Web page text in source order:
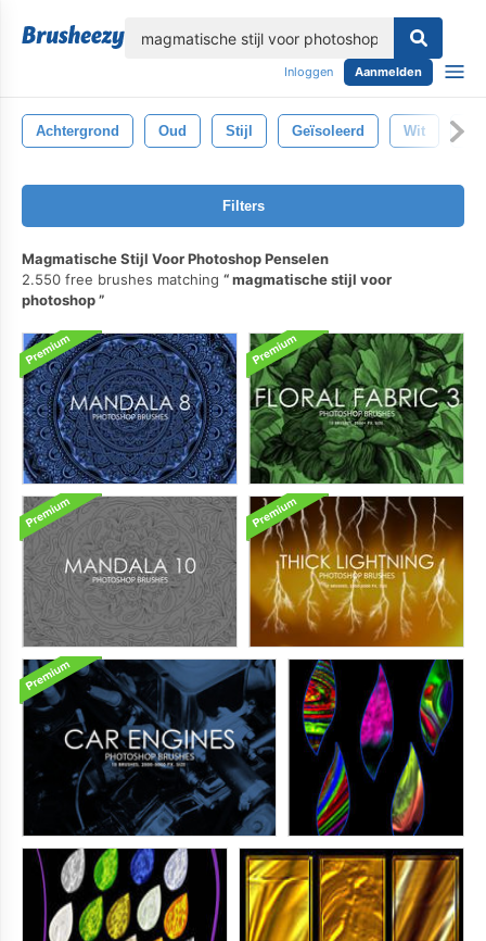
Inloggen Aanmelden
Achtergrond Oud Stijl Geïsoleerd Wit
Filters
Magmatische Stijl Voor Photoshop Penselen
2.550 free brushes matching
magmatische stijl voor
photoshop